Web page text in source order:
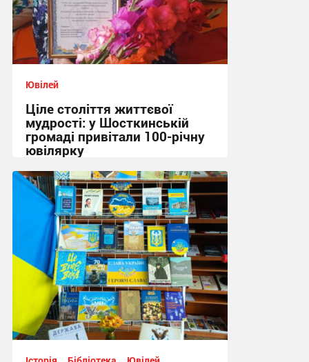
Ювілей
Ціле століття життєвої
мудрості: у Шосткинській
громаді привітали 100-річну
ювілярку
11:51, 29.07.2026